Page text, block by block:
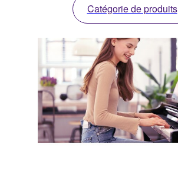
Catégorie de produits